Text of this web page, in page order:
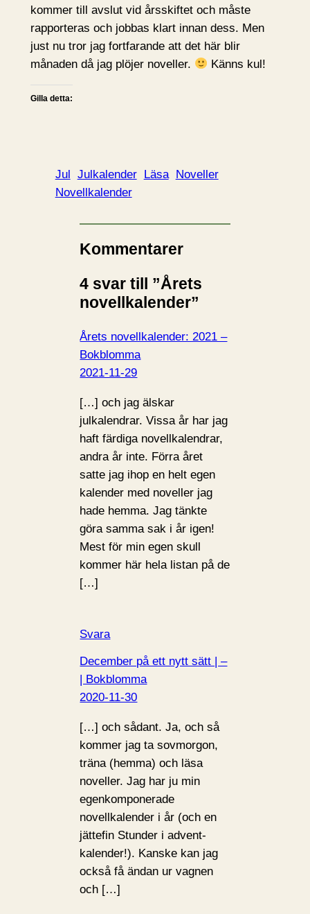
kommer till avslut vid årsskiftet och måste
rapporteras och jobbas klart innan dess. Men
just nu tror jag fortfarande att det här blir
månaden då jag plöjer noveller.
Känns kul!
Gilla detta:
Jul Julkalender Läsa Noveller
Novellkalender
Kommentarer
4 svar till ”Årets
novellkalender”
Årets novellkalender: 2021 –
Bokblomma
2021-11-29
[…] och jag älskar
julkalendrar. Vissa år har jag
haft färdiga novellkalendrar,
andra år inte. Förra året
satte jag ihop en helt egen
kalender med noveller jag
hade hemma. Jag tänkte
göra samma sak i år igen!
Mest för min egen skull
kommer här hela listan på de
[…]
Svara
December på ett nytt sätt | –
| Bokblomma
2020-11-30
[…] och sådant. Ja, och så
kommer jag ta sovmorgon,
träna (hemma) och läsa
noveller. Jag har ju min
egenkomponerade
novellkalender i år (och en
jättefin Stunder i advent-
kalender!). Kanske kan jag
också få ändan ur vagnen
och […]